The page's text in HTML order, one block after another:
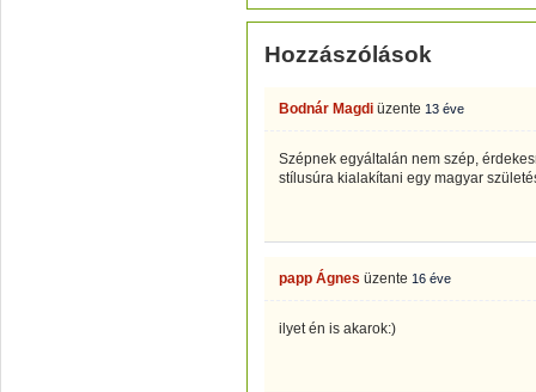
Hozzászólások
Bodnár Magdi üzente 13 éve
Szépnek egyáltalán nem szép,
stílusúra kialakítani egy magyar
papp Ágnes üzente 16 éve
ilyet én is akarok:)